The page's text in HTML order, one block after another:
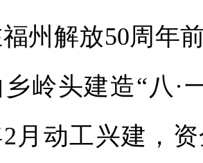
解放50周年前
岭头建造“八·
2月动工兴建，